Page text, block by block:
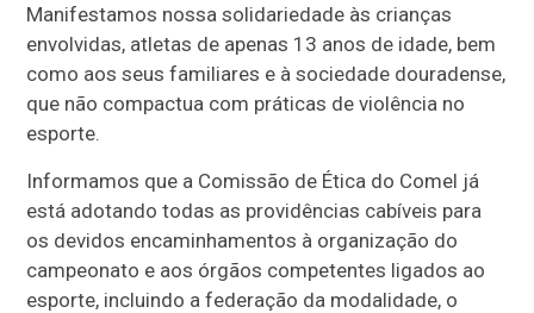
Manifestamos nossa solidariedade às crianças
envolvidas, atletas de apenas 13 anos de idade, bem
como aos seus familiares e à sociedade douradense,
que não compactua com práticas de violência no
esporte.
Informamos que a Comissão de Ética do Comel já
está adotando todas as providências cabíveis para
os devidos encaminhamentos à organização do
campeonato e aos órgãos competentes ligados ao
esporte, incluindo a federação da modalidade, o